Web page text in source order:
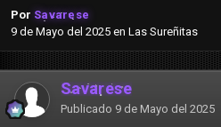
Por Savarese
9 de Mayo del 2025 en Las Sureñitas
Savarese
Publicado 9 de Mayo del 2025